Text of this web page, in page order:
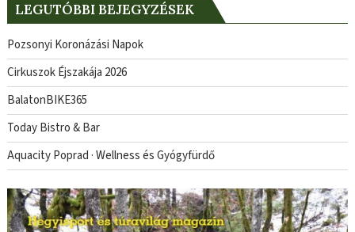
LEGUTÓBBI BEJEGYZÉSEK
Pozsonyi Koronázási Napok
Cirkuszok Éjszakája 2026
BalatonBIKE365
Today Bistro & Bar
Aquacity Poprad · Wellness és Gyógyfürdő